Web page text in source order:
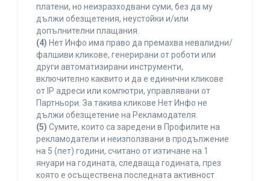
платени, но неизразходвани суми, без да му
дължи обезщетения, неустойки и/или
допълнителни плащания.
(4) Нет Инфо има право да премахва невалидни/
фалшиви кликове, генерирани от роботи или
други автоматизирани инструменти,
включително каквито и да е единични кликове
от IP адреси или компютри, управлявани от
Партньори. За такива кликове Нет Инфо не
дължи обезщетение на Рекламодателя.
(5) Сумите, които са заредени в Профилите на
рекламодатели и неизползвани в продължение
на 5 (пет) години, считано от изтичане на 1
януари на годината, следваща годината, през
която е осъществена последната активност